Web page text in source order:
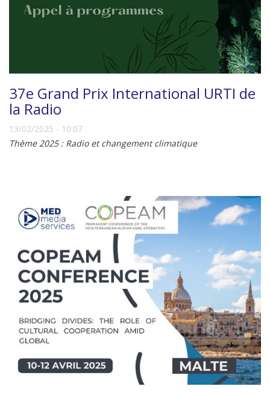
37e Grand Prix International URTI de
la Radio
13/02/2025 - 10:07
Thème 2025 : Radio et changement climatique